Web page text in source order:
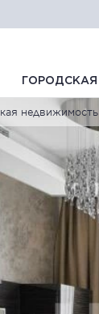
ГОРОДСКАЯ
недвижимость